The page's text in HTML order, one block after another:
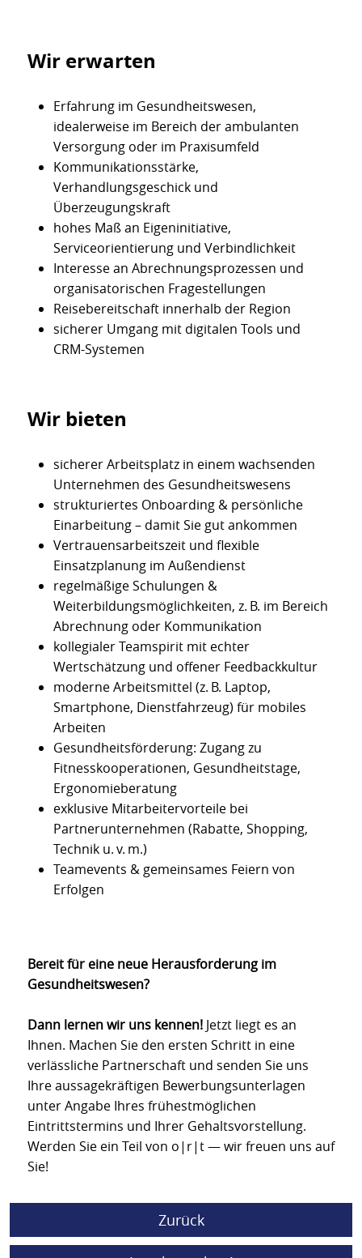
Wir erwarten
Erfahrung im Gesundheitswesen,
idealerweise im Bereich der ambulanten
Versorgung oder im Praxisumfeld
Kommunikationsstärke,
Verhandlungsgeschick und
Überzeugungskraft
hohes Maß an Eigeninitiative,
Serviceorientierung und Verbindlichkeit
Interesse an Abrechnungsprozessen und
organisatorischen Fragestellungen
Reisebereitschaft innerhalb der Region
sicherer Umgang mit digitalen Tools und
CRM-Systemen
Wir bieten
sicherer Arbeitsplatz in einem wachsenden
Unternehmen des Gesundheitswesens
strukturiertes Onboarding & persönliche
Einarbeitung – damit Sie gut ankommen
Vertrauensarbeitszeit und flexible
Einsatzplanung im Außendienst
regelmäßige Schulungen &
Weiterbildungsmöglichkeiten, z. B. im Bereich
Abrechnung oder Kommunikation
kollegialer Teamspirit mit echter
Wertschätzung und offener Feedbackkultur
moderne Arbeitsmittel (z. B. Laptop,
Smartphone, Dienstfahrzeug) für mobiles
Arbeiten
Gesundheitsförderung: Zugang zu
Fitnesskooperationen, Gesundheitstage,
Ergonomieberatung
exklusive Mitarbeitervorteile bei
Partnerunternehmen (Rabatte, Shopping,
Technik u. v. m.)
Teamevents & gemeinsames Feiern von
Erfolgen
Bereit für eine neue Herausforderung im
Gesundheitswesen?
Dann lernen wir uns kennen! Jetzt liegt es an
Ihnen. Machen Sie den ersten Schritt in eine
verlässliche Partnerschaft und senden Sie uns
Ihre aussagekräftigen Bewerbungsunterlagen
unter Angabe Ihres frühestmöglichen
Eintrittstermins und Ihrer Gehaltsvorstellung.
Werden Sie ein Teil von o|r|t — wir freuen uns auf
Sie!
Zurück